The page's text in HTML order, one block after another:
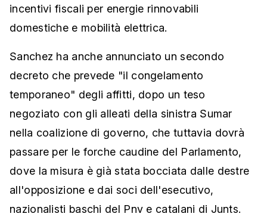
incentivi fiscali per energie rinnovabili
domestiche e mobilità elettrica.
Sanchez ha anche annunciato un secondo
decreto che prevede "il congelamento
temporaneo" degli affitti, dopo un teso
negoziato con gli alleati della sinistra Sumar
nella coalizione di governo, che tuttavia dovrà
passare per le forche caudine del Parlamento,
dove la misura è già stata bocciata dalle destre
all'opposizione e dai soci dell'esecutivo,
nazionalisti baschi del Pnv e catalani di Junts.